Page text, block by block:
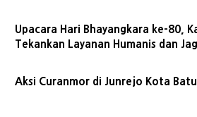
Upacara Hari Bhayangkara ke-80,
Tekankan Layanan Humanis dan
Aksi Curanmor di Junrejo Kota